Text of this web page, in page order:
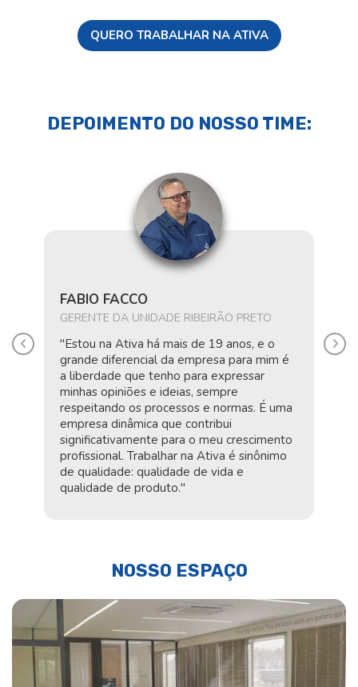
QUERO TRABALHAR NA ATIVA
DEPOIMENTO DO NOSSO TIME:
FABIO FACCO
GERENTE DA UNIDADE RIBEIRÃO PRETO
"Estou na Ativa há mais de 19 anos, e o
grande diferencial da empresa para mim é
a liberdade que tenho para expressar
minhas opiniões e ideias, sempre
respeitando os processos e normas. É uma
empresa dinâmica que contribui
significativamente para o meu crescimento
profissional. Trabalhar na Ativa é sinônimo
de qualidade: qualidade de vida e
qualidade de produto."
Anterior
NOSSO ESPAÇO